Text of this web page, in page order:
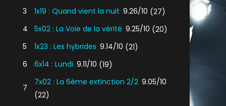
3
1x19 : Quand vient la nuit 9.26/10 (27)
4
5x02 : La Voie de la vérité 9.25/10 (20)
5
1x23 : Les hybrides 9.14/10 (21)
6
6x14 : Lundi 9.11/10 (19)
7
7x02 : La 6ème extinction 2/2 9.05/10
(22)